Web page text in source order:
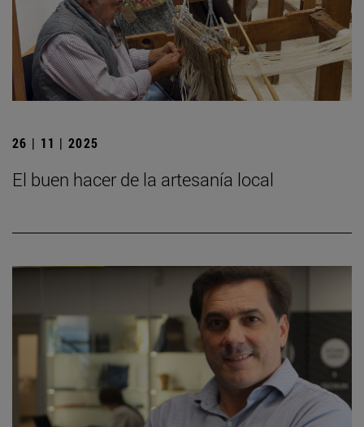
26 | 11 | 2025
El buen hacer de la artesanía local